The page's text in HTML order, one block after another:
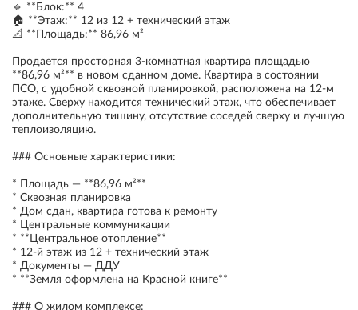
🔹 **Блок:** 4
🏠 **Этаж:** 12 из 12 + технический этаж
📐 **Площадь:** 86,96 м²
Продается просторная 3-комнатная квартира площадью
**86,96 м²** в новом сданном доме. Квартира в состоянии
ПСО, с удобной сквозной планировкой, расположена на 12-м
этаже. Сверху находится технический этаж, что обеспечивает
дополнительную тишину, отсутствие соседей сверху и лучшую
теплоизоляцию.
### Основные характеристики:
* Площадь — **86,96 м²**
* Сквозная планировка
* Дом сдан, квартира готова к ремонту
* Центральные коммуникации
* **Центральное отопление**
* 12-й этаж из 12 + технический этаж
* Документы — ДДУ
* **Земля оформлена на Красной книге**
### О жилом комплексе: